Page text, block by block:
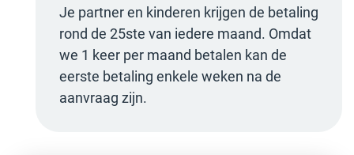
Je partner en kinderen krijgen de betaling
rond de 25ste van iedere maand. Omdat
we 1 keer per maand betalen kan de
eerste betaling enkele weken na de
aanvraag zijn.